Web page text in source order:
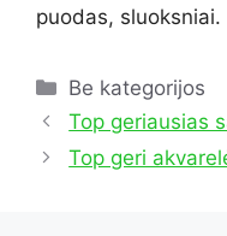
puodas, sluoksniai.
Kategorijos
Be kategorijos
Top geriausias
Top geri